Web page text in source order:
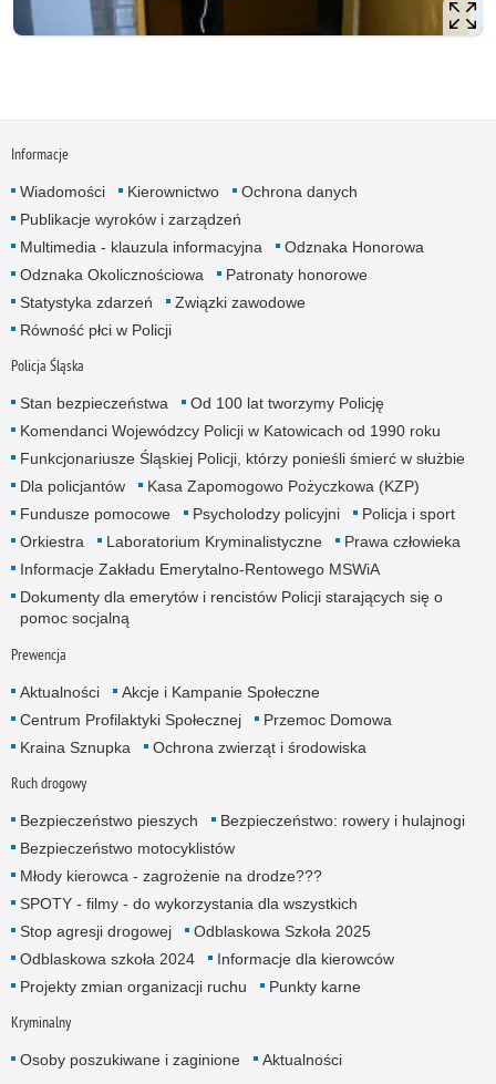
Informacje
Wiadomości Kierownictwo
Ochrona danych
Publikacje wyroków i zarządzeń
Multimedia - klauzula informacyjna
Odznaka Honorowa
Odznaka Okolicznościowa
Patronaty honorowe
Statystyka zdarzeń
Związki zawodowe
Równość płci w Policji
Policja Śląska
Stan bezpieczeństwa
Od 100 lat tworzymy Policję
Komendanci Wojewódzcy Policji w Katowicach od 1990 roku
Funkcjonariusze Śląskiej Policji, którzy ponieśli śmierć w służbie
Dla policjantów
Kasa Zapomogowo Pożyczkowa (KZP)
Fundusze pomocowe
Psycholodzy policyjni
Policja i sport
Orkiestra
Laboratorium Kryminalistyczne
Prawa człowieka
Informacje Zakładu Emerytalno-Rentowego MSWiA
Dokumenty dla emerytów i rencistów Policji starających się o
pomoc socjalną
Prewencja
Aktualności
Akcje i Kampanie Społeczne
Centrum Profilaktyki Społecznej
Przemoc Domowa
Kraina Sznupka
Ochrona zwierząt i środowiska
Ruch drogowy
Bezpieczeństwo pieszych
Bezpieczeństwo: rowery i hulajnogi
Bezpieczeństwo motocyklistów
Młody kierowca - zagrożenie na drodze???
SPOTY - filmy - do wykorzystania dla wszystkich
Stop agresji drogowej
Odblaskowa Szkoła 2025
Odblaskowa szkoła 2024
Informacje dla kierowców
Projekty zmian organizacji ruchu
Punkty karne
Kryminalny
Osoby poszukiwane i zaginione Aktualności